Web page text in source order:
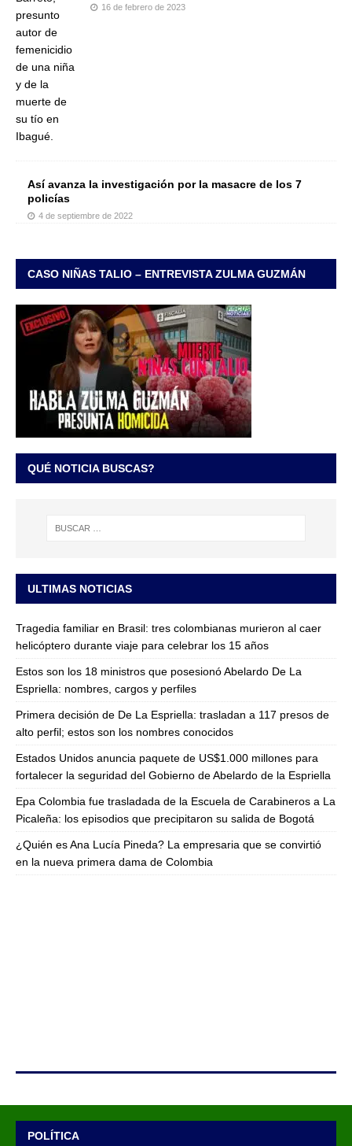
16 de febrero de 2023
Así avanza la investigación por la masacre de los 7
policías
4 de septiembre de 2022
CASO NIÑAS TALIO – ENTREVISTA ZULMA GUZMÁN
QUÉ NOTICIA BUSCAS?
ULTIMAS NOTICIAS
Tragedia familiar en Brasil: tres colombianas murieron al caer
helicóptero durante viaje para celebrar los 15 años
Estos son los 18 ministros que posesionó Abelardo De La
Espriella: nombres, cargos y perfiles
Primera decisión de De La Espriella: trasladan a 117 presos de
alto perfil; estos son los nombres conocidos
Estados Unidos anuncia paquete de US$1.000 millones para
fortalecer la seguridad del Gobierno de Abelardo de la Espriella
Epa Colombia fue trasladada de la Escuela de Carabineros a La
Picaleña: los episodios que precipitaron su salida de Bogotá
¿Quién es Ana Lucía Pineda? La empresaria que se convirtió
en la nueva primera dama de Colombia
POLÍTICA